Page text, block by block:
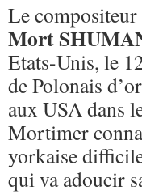
Le
Mort
Etats-Unis, le
de Polonais
aux USA dans
Mortimer
yorkaise
qui va adoucir